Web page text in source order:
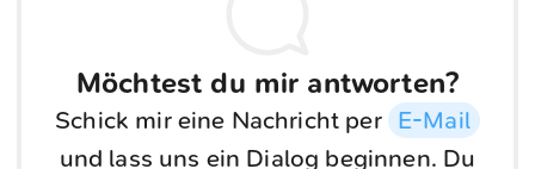
Möchtest du mir antworten?
Schick mir eine Nachricht per E-Mail
und lass uns ein Dialog beginnen. Du